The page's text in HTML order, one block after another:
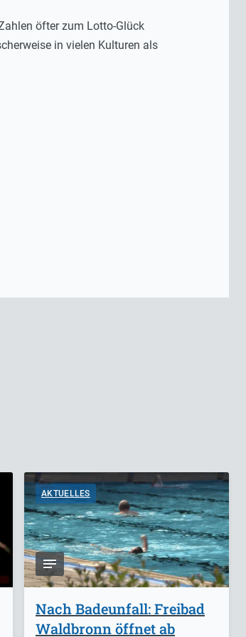
öfter zum Lotto-Glück
in vielen Kulturen als
AKTUELLES
Nach Badeunfall: Freibad
Waldbronn öffnet ab